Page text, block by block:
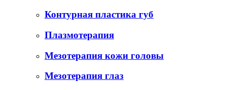
Контурная пластика губ
Плазмотерапия
Мезотерапия кожи головы
Мезотерапия глаз